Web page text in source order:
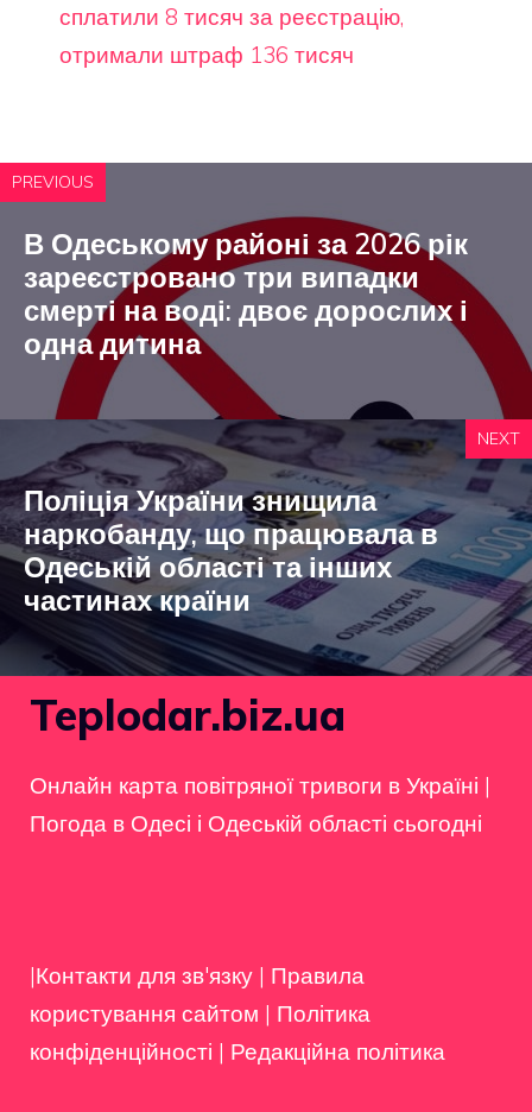
сплатили 8 тисяч за реєстрацію,
отримали штраф 136 тисяч
PREVIOUS
В Одеському районі за 2026 рік
зареєстровано три випадки
смерті на воді: двоє дорослих і
одна дитина
NEXT
Поліція України знищила
наркобанду, що працювала в
Одеській області та інших
частинах країни
Teplodar.biz.ua
Онлайн карта повітряної тривоги в Україні |
Погода в Одесі і Одеській області сьогодні
|Контакти для зв'язку | Правила
користування сайтом | Політика
конфіденційності | Редакційна політика